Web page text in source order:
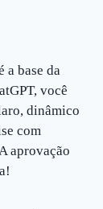
a base da
você
dinâmico
com
aprovação